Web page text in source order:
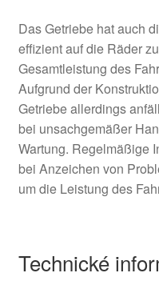
Das Getriebe hat auch
effizient auf die Räder
Gesamtleistung des
Aufgrund der
Getriebe allerdings
bei unsachgemäßer
Wartung. Regelmäßige
bei Anzeichen von
um die Leistung des
Technické